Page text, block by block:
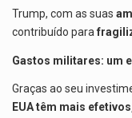
Trump, com as suas
contribuído para
Gastos militares: um
Graças ao seu
EUA têm mais